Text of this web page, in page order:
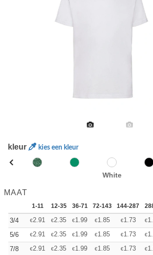
kleur kies een kleur
White
MAAT
1-11 12-35 36-71 72-143 144-287
3/4 €2.91 €2.35 €1.99 €1.85 €1.73 €
5/6
€2.91 €2.35 €1.99 €1.85 €1.73 €
7/8
€2.91 €2.35 €1.99 €1.85 €1.73 €